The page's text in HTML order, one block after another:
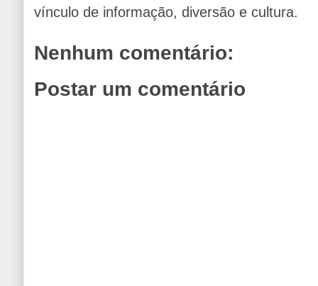
vínculo de informação, diversão e cultura.
Nenhum comentário:
Postar um comentário